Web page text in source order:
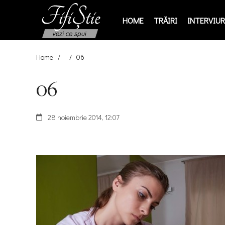
HOME TRĂIRI
Home / / 06
06
28 noiembrie 2014, 12:07